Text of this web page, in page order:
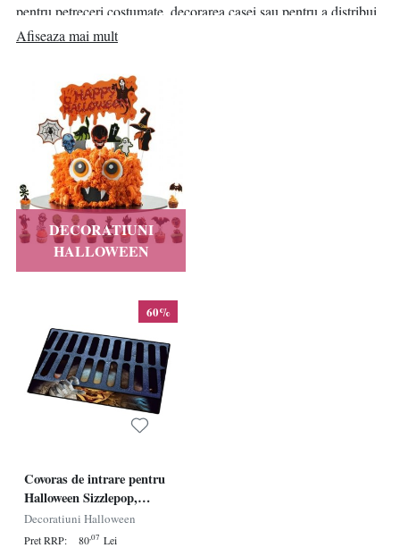
pentru petreceri costumate, decorarea casei sau pentru a distribui
dulciuri, veți găsi tot ce aveți nevoie pentru a sărbători Halloween
Afiseaza mai mult
DECORATIUNI
HALLOWEEN
60%
Covoras de intrare pentru
Halloween Sizzlepop,
poliester, multicolor, 60 x 40
cm
Decoratiuni Halloween
Pret RRP: 80,07 Lei